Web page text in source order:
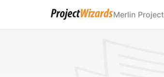
Merlin Project